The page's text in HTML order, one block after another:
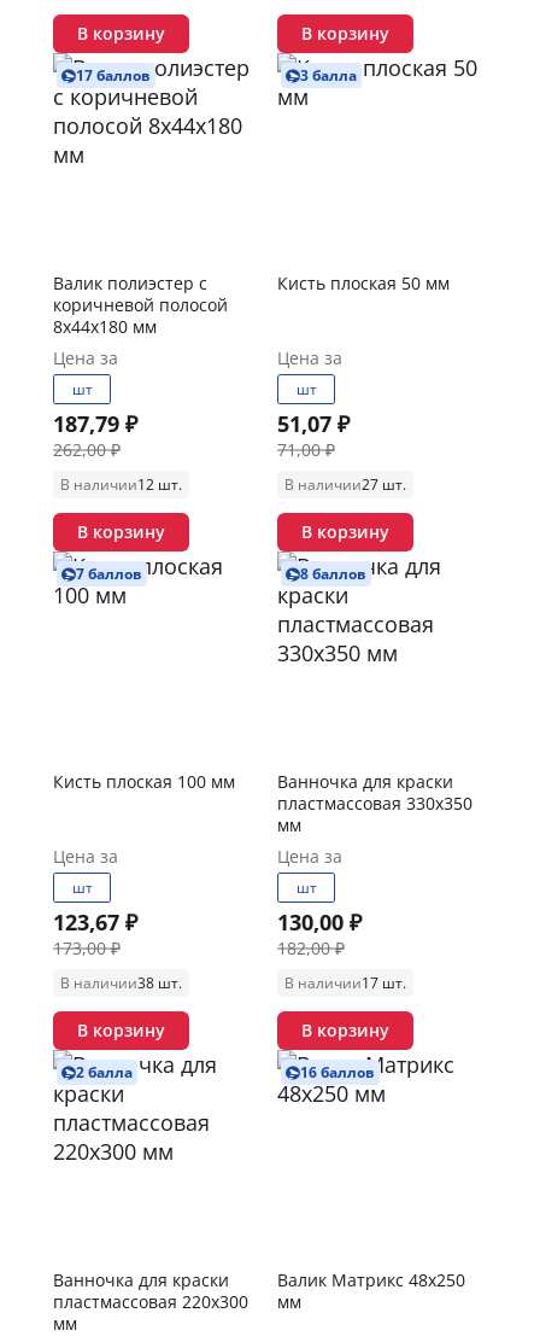
В корзину В корзину
17 баллов
Валик полиэстер с
коричневой полосой
8х44х180 мм
Цена за
шт
187,79 ₽
262,00 ₽
В наличии12 шт.
В корзину
3 балла
Кисть плоская 50 мм
Цена за
шт
51,07 ₽
71,00 ₽
В наличии27 шт.
В корзину
7 баллов
Кисть плоская 100 мм
Цена за
шт
123,67 ₽
173,00 ₽
В наличии38 шт.
В корзину
8 баллов
Ванночка для краски
пластмассовая 330х350
мм
Цена за
шт
130,00 ₽
182,00 ₽
В наличии17 шт.
В корзину
2 балла
Ванночка для краски
пластмассовая 220х300
мм
16 баллов
Валик Матрикс 48х250
мм